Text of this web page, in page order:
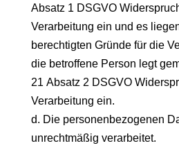
Absatz 1 DSGVO
Verarbeitung ein und es
berechtigten Gründe für die
die betroffene Person legt
21 Absatz 2 DSGVO
Verarbeitung ein.
d. Die personenbezogenen
unrechtmäßig verarbeitet.